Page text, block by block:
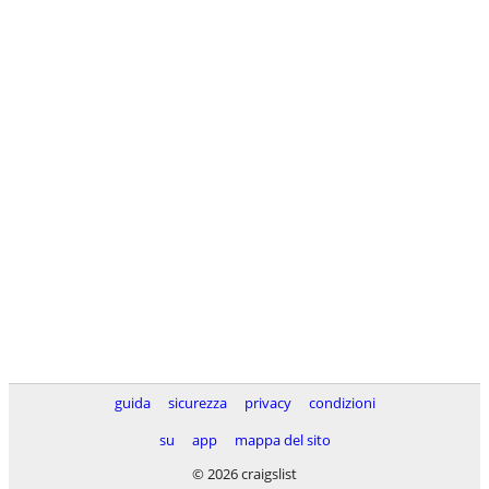
guida sicurezza privacy
condizioni
su
app
mappa del sito
© 2026 craigslist